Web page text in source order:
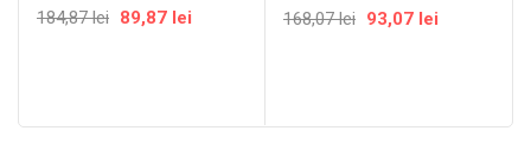
184,87 lei 89,87 lei 168,07 lei 93,07 lei